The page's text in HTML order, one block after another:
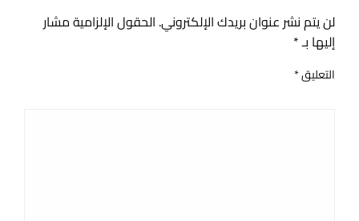
لن يتم نشر عنوان بريدك الإلكتروني. الحقول الإلزامية مشار
إليها بـ*
التعليق*